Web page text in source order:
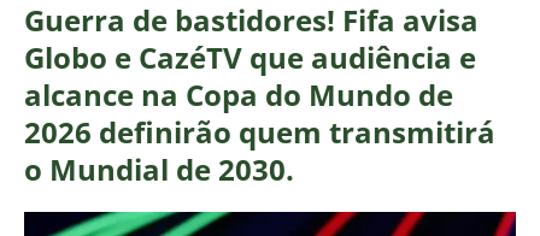
Guerra de bastidores! Fifa avisa
Globo e CazéTV que audiência e
alcance na Copa do Mundo de
2026 definirão quem transmitirá
o Mundial de 2030.